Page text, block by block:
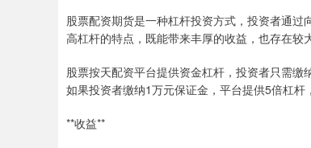
股票配资期货是一种杠杆投资方式，投资者通
高杠杆的特点，既能带来丰厚的收益，也存在较
股票按天配资平台提供资金杠杆，投资者只需缴
如果投资者缴纳1万元保证金，平台提供5倍杠杆
**收益**